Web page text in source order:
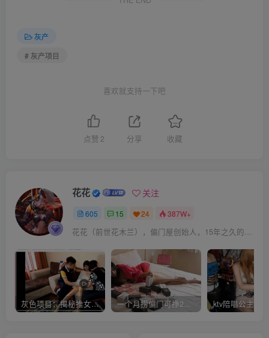
灰产
# 灰产项目
喜欢就支持一下吧
点赞 2 分享 收藏
花花 关注
605 15 24 387W+
花花（前世花木兰），偏门屋创始人，15年之久的网上赚钱经验。
灰色项目：揭秘推女郎艾栗栗收费视频赚钱套路! 一个月捞偏门可挣20万是真的吗？